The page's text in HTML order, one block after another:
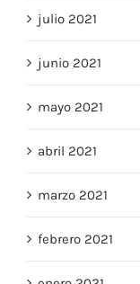
julio 2021
junio 2021
mayo 2021
abril 2021
marzo 2021
febrero 2021